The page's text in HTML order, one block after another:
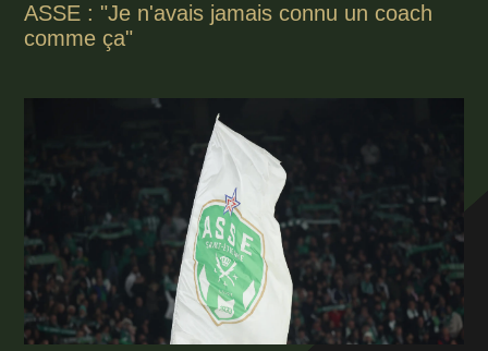
ASSE : "Je n'avais jamais connu un coach
comme ça"